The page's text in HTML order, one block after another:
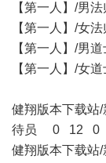
【第一人】/男
【第一人】/女
【第一人】/男
【第一人】/女
健翔版本下载
待员 0 12 0
健翔版本下载